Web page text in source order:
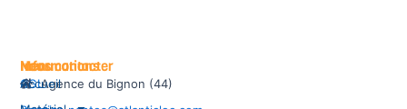
Informations
CGL
Menu
Accueil
Nous contacter
Agence du Bignon (44)